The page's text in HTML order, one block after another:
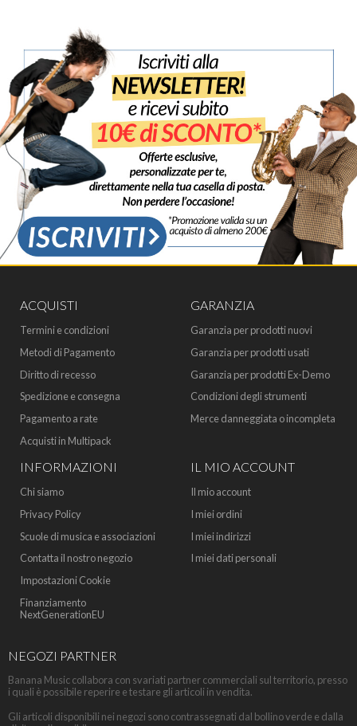
ACQUISTI
Termini e condizioni
Metodi di Pagamento
Diritto di recesso
Spedizione e consegna
Pagamento a rate
Acquisti in Multipack
GARANZIA
Garanzia per prodotti nuovi
Garanzia per prodotti usati
Garanzia per prodotti Ex-Demo
Condizioni degli strumenti
Merce danneggiata o incompleta
INFORMAZIONI
Chi siamo
Privacy Policy
Scuole di musica e associazioni
Contatta il nostro negozio
Impostazioni Cookie
Finanziamento
NextGenerationEU
IL MIO ACCOUNT
Il mio account
I miei ordini
I miei indirizzi
I miei dati personali
NEGOZI PARTNER
Banana Music collabora con svariati partner commerciali sul territorio, presso
i quali è possibile reperire e testare gli articoli in vendita.
Gli articoli disponibili nei negozi sono contrassegnati dal bollino verde e dalla